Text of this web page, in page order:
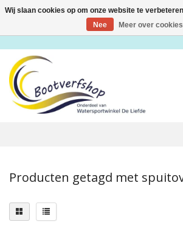
Toggle
Producten getagd met
Wij slaan cookies op om onze website te
Nee
Meer over